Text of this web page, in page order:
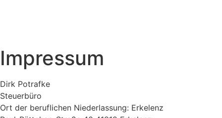
Impressum
Dirk Potrafke
Steuerbüro
Ort der beruflichen Niederlassung: Erkelenz